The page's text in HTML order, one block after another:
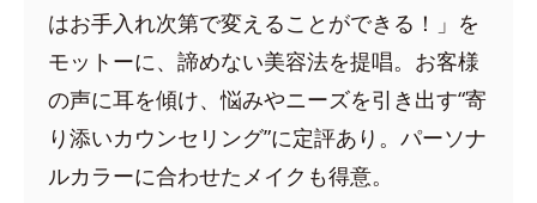
はお手入れ次第で変えることができる！」を
モットーに、諦めない美容法を提唱。お客様
の声に耳を傾け、悩みやニーズを引き出す“寄
り添いカウンセリング”に定評あり。パーソナ
ルカラーに合わせたメイクも得意。